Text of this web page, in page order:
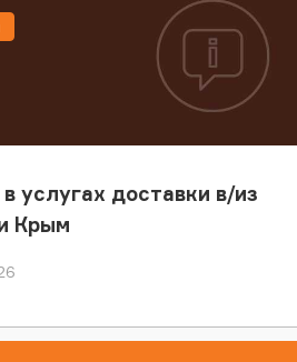
услугах доставки в/из
Крым